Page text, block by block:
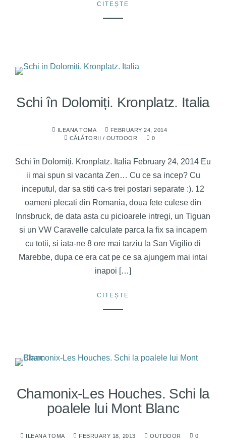
CITEȘTE
Schi în Dolomiți. Kronplatz. Italia
ILEANA TOMA
FEBRUARY 24, 2014
CĂLĂTORII / OUTDOOR 0
Schi în Dolomiți. Kronplatz. Italia February 24, 2014 Eu
ii mai spun si vacanta Zen… Cu ce sa incep? Cu
inceputul, dar sa stiti ca-s trei postari separate :). 12
oameni plecati din Romania, doua fete culese din
Innsbruck, de data asta cu picioarele intregi, un Tiguan
si un VW Caravelle calculate parca la fix sa incapem
cu totii, si iata-ne 8 ore mai tarziu la San Vigilio di
Marebbe, dupa ce era cat pe ce sa ajungem mai intai
inapoi […]
CITEȘTE
Chamonix-Les Houches. Schi la
poalele lui Mont Blanc
ILEANA TOMA FEBRUARY 18, 2013 OUTDOOR 0